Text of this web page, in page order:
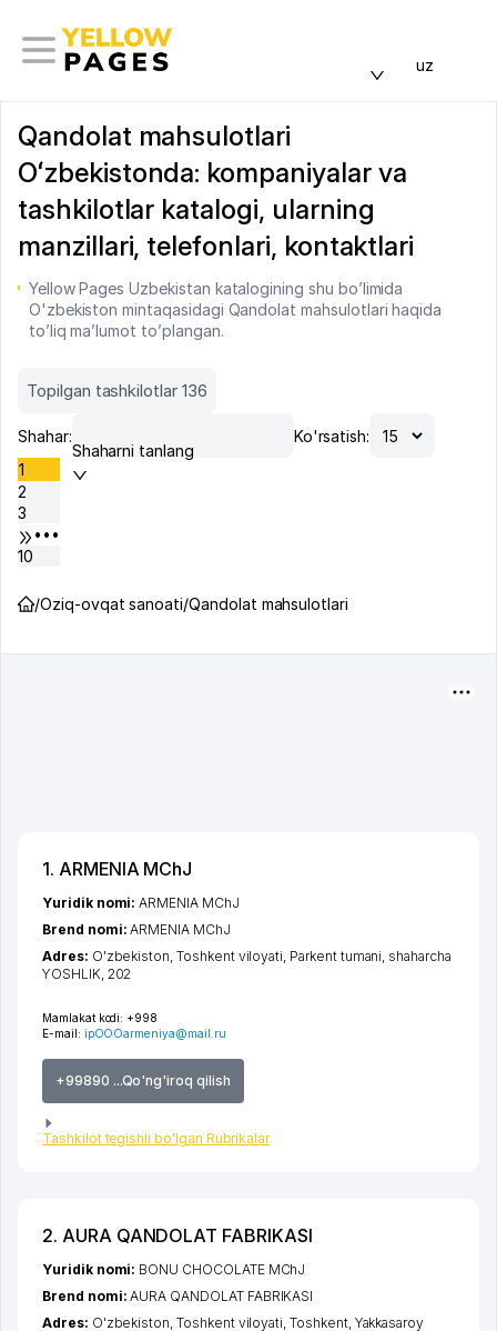
uz
Qandolat mahsulotlari
Oʻzbekistonda: kompaniyalar va
tashkilotlar katalogi, ularning
manzillari, telefonlari, kontaktlari
Yellow Pages Uzbekistan katalogining shu bo’limida
O'zbekiston mintaqasidagi Qandolat mahsulotlari haqida
to’liq ma’lumot to’plangan.
Topilgan tashkilotlar 136
Shahar:
Shaharni tanlang
Ko'rsatish:
1
2
3
•••
10
/Oziq-ovqat sanoati/Qandolat mahsulotlari
1. ARMENIA MChJ
Mamlakat kodi: +998
E-mail: ipOOOarmeniya@mail.ru
+99890 ...Qo'ng'iroq qilish
Tashkilot tegishli bo'lgan Rubrikalar
Yuridik nomi:ARMENIA MChJ
Brend nomi:ARMENIA MChJ
Adres: O'zbekiston,Toshkent viloyati Parkent tumani shaharcha
YOSHLIK , 202
2. AURA QANDOLAT FABRIKASI
Yuridik nomi: BONU CHOCOLATE MChJ
Brend nomi:AURA QANDOLAT FABRIKASI
Adres: O'zbekiston,Toshkent viloyati,Toshkent, Yakkasaroy